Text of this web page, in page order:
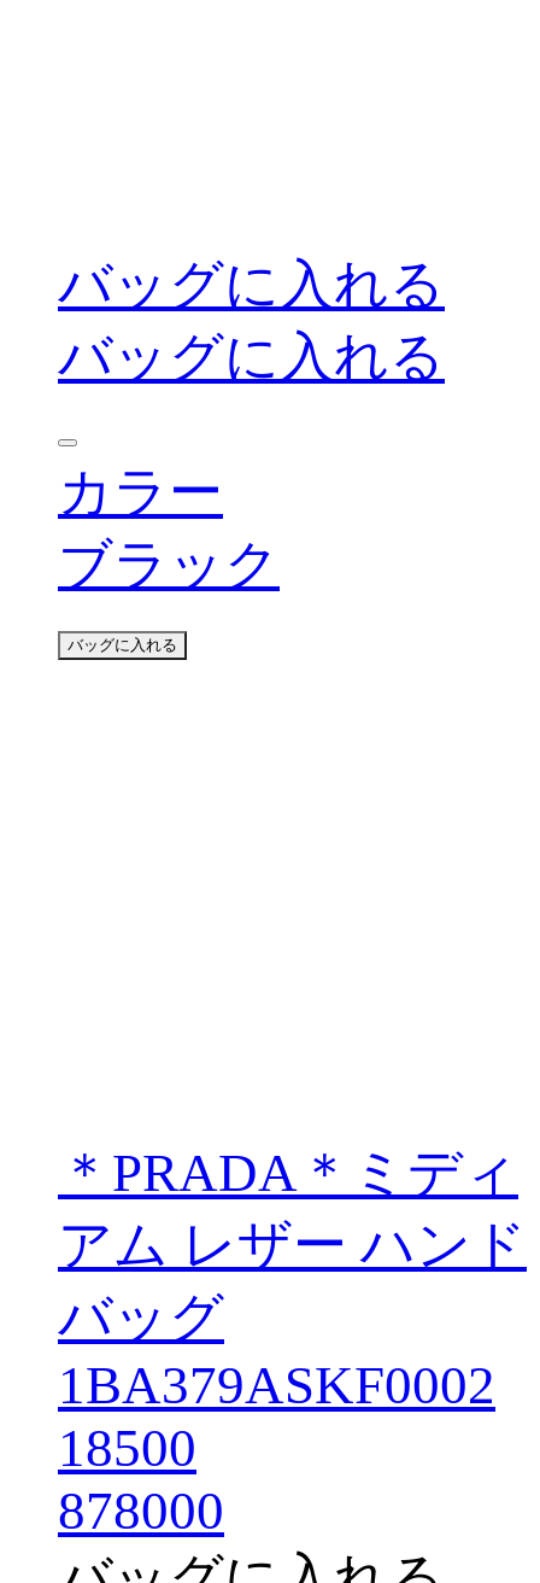
バッグに入れる
バッグに入れる
カラー
ブラック
バッグに入れる
＊PRADA＊ミディ
アム レザー ハンド
バッグ
1BA379ASKF0002
18500
878000